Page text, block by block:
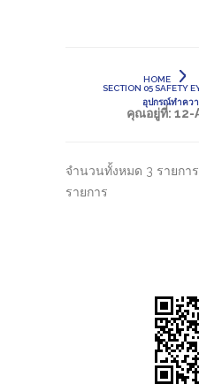
HOME
SECTION 05 SAFETY
อุปกรณ์ทำคว
คุณอยู่ที่: 12-
จำนวนทั้งหมด 3 รายกา
รายการ